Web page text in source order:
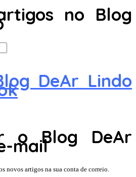
no Blog
DeAr Lindo
o Blog DeAr
mail
novos artigos na sua conta de correio.